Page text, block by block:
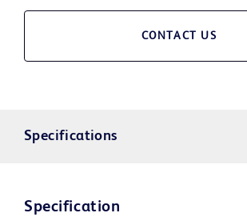
CONTACT US
Specifications
Specification